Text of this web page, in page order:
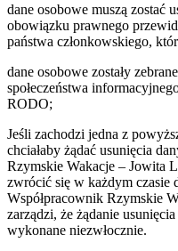
dane osobowe muszą zostać
obowiązku prawnego
państwa członkowskiego,
dane osobowe zostały
społeczeństwa
RODO;
Jeśli zachodzi jedna z
chciałaby żądać usunięcia
Rzymskie Wakacje – Jowita
zwrócić się w każdym czasie
Współpracownik Rzymskie
zarządzi, że żądanie
wykonane niezwłocznie.